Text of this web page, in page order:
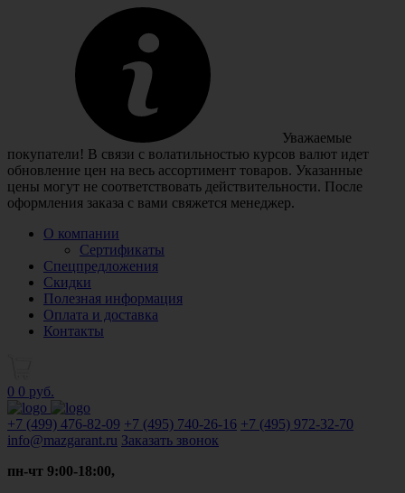
Уважаемые
покупатели! В связи с волатильностью курсов валют идет
обновление цен на весь ассортимент товаров. Указанные
цены могут не соответствовать действительности. После
оформления заказа с вами свяжется менеджер.
О компании
Сертификаты
Спецпредложения
Скидки
Полезная информация
Оплата и доставка
Контакты
0 0 руб.
+7 (499) 476-82-09 +7 (495) 740-26-16 +7 (495) 972-32-70
info@mazgarant.ru Заказать звонок
пн-чт 9:00-18:00,